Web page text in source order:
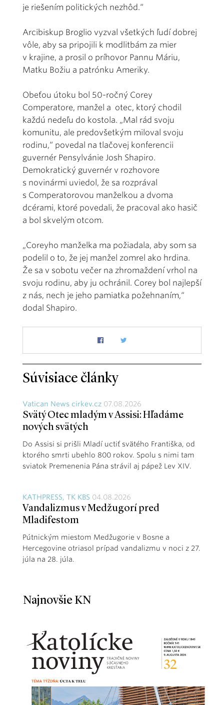
je riešením politických nezhôd.“
Arcibiskup Broglio vyzval všetkých ľudí dobrej
vôle, aby sa pripojili k modlitbám za mier
v krajine, a prosil o príhovor Pannu Máriu,
Matku Božiu a patrónku Ameriky.
Obeťou útoku bol 50-ročný Corey
Comperatore, manžel a otec, ktorý chodil
každú nedeľu do kostola. „Mal rád svoju
komunitu, ale predovšetkým miloval svoju
rodinu,“ povedal na tlačovej konferencii
guvernér Pensylvánie Josh Shapiro.
Demokratický guvernér v rozhovore
s novinármi uviedol, že sa rozprával
s Comperatorovou manželkou a dvoma
dcérami, ktoré povedali, že pracoval ako hasič
a bol skvelým otcom.
„Coreyho manželka ma požiadala, aby som sa
podelil o to, že jej manžel zomrel ako hrdina.
Že sa v sobotu večer na zhromaždení vrhol na
svoju rodinu, aby ju ochránil. Corey bol najlepší
z nás, nech je jeho pamiatka požehnaním,“
dodal Shapiro.
Súvisiace články
Vatican News cirkev.cz 07.08.2026
Svätý Otec mladým v Assisi: Hľadáme
nových svätých
Do Assisi si prišli Mladí uctiť svätého Františka, od
ktorého smrti ubehlo 800 rokov. Spolu s nimi tam
sviatok Premenenia Pána strávil aj pápež Lev XIV.
KATHPRESS, TK KBS 04.08.2026
Vandalizmus v Medžugorí pred
Mladifestom
Pútnickým miestom Medžugorie v Bosne a
Hercegovine otriasol prípad vandalizmu v noci z 27.
júla na 28. júla.
Najnovšie KN